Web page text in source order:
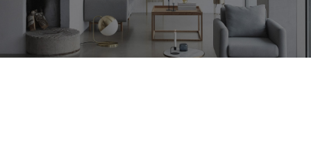
[electro_store_directory]